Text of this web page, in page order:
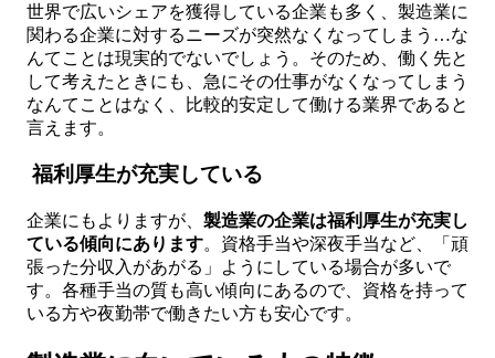
世界で広いシェアを獲得している企業も多く、製造業に
関わる企業に対するニーズが突然なくなってしまう…な
んてことは現実的でないでしょう。そのため、働く先と
して考えたときにも、急にその仕事がなくなってしまう
なんてことはなく、比較的安定して働ける業界であると
言えます。
福利厚生が充実している
企業にもよりますが、 製造業の企業は福利厚生が充実し
ている傾向にあります。資格手当や深夜手当など、「頑
張った分収入があがる」ようにしている場合が多いで
す。各種手当の質も高い傾向にあるので、資格を持って
いる方や夜勤帯で働きたい方も安心です。